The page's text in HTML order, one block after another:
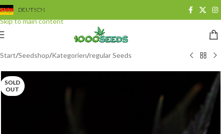
Skip to navigation
Skip to main content
DEUTSCH
Start/Seedshop/Kategorien/regular Seeds
SOLD
OUT